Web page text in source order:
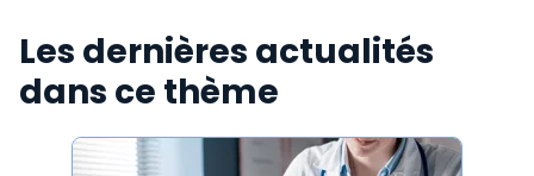
Les dernières actualités
dans ce thème